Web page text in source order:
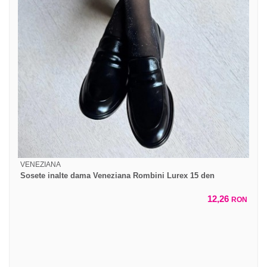
VENEZIANA
Sosete inalte dama Veneziana Rombini Lurex 15 den
12,26 RON